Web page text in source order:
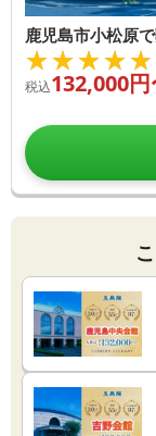
鹿児島市小松原
★★★★★
★★★★★
税込132,000